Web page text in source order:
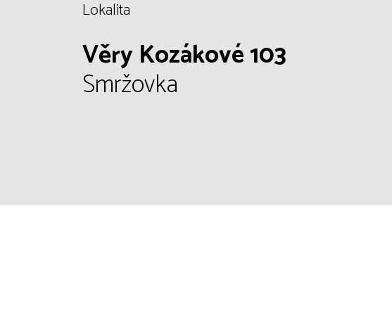
Lokalita
Věry Kozákové 103
Smržovka